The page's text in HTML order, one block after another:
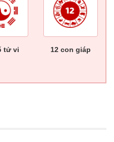
tử vi 12 con giáp